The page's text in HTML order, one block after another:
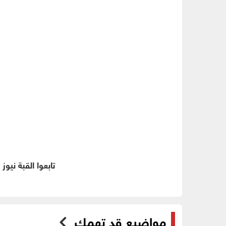
تابعوا القبة
مواضيع قد تهمك